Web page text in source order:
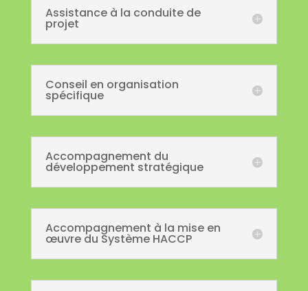
Assistance à la conduite de
projet
Conseil en organisation
spécifique
Accompagnement du
développement stratégique
Accompagnement à la mise en
œuvre du Système HACCP